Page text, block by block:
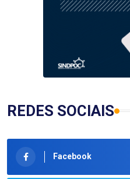
REDES SOCIAIS
Facebook